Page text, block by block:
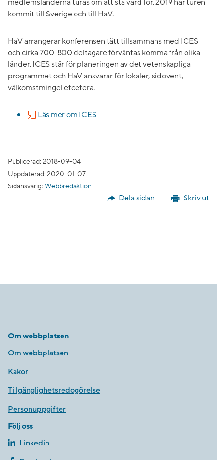
medlemsländerna turas om att stå värd för. 2019 har turen
kommit till Sverige och till HaV.
HaV arrangerar konferensen tätt tillsammans med ICES
och cirka 700-800 deltagare förväntas komma från olika
länder. ICES står för planeringen av det vetenskapliga
programmet och HaV ansvarar för lokaler, sidovent,
välkomstmingel etcetera.
Läs mer om ICES
Publicerad: 2018-09-04
Uppdaterad: 2020-01-07
Sidansvarig: Webbredaktion
Skriv ut
Dela sidan
Om webbplatsen
Om webbplatsen
Kakor
Tillgänglighetsredogörelse
Personuppgifter
Följ oss
Linkedin